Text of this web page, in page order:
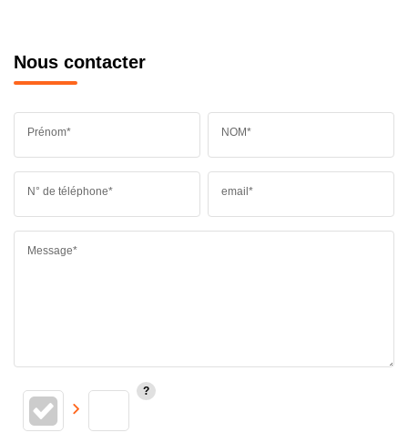
Nous contacter
Prénom* NOM*
N° de téléphone* email*
Message*